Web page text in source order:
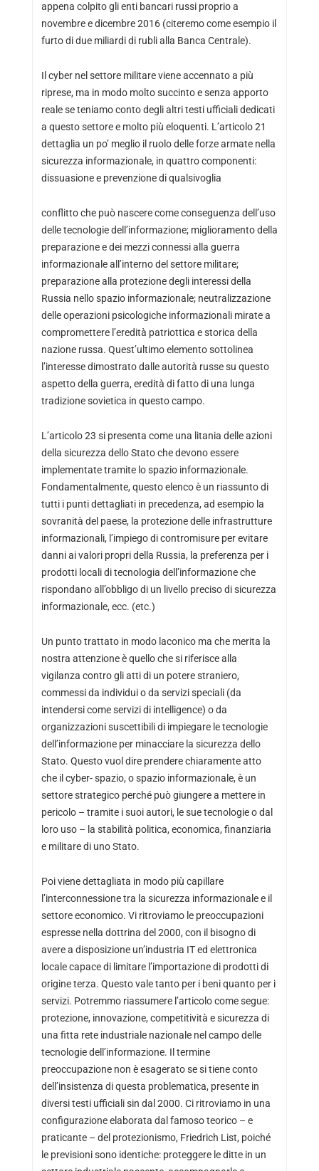
appena colpito gli enti bancari russi proprio a
novembre e dicembre 2016 (citeremo come esempio il
furto di due miliardi di rubli alla Banca Centrale).
Il cyber nel settore militare viene accennato a più
riprese, ma in modo molto succinto e senza apporto
reale se teniamo conto degli altri testi ufficiali dedicati
a questo settore e molto più eloquenti. L’articolo 21
dettaglia un po’ meglio il ruolo delle forze armate nella
sicurezza informazionale, in quattro componenti:
dissuasione e prevenzione di qualsivoglia
conflitto che può nascere come conseguenza dell’uso
delle tecnologie dell’informazione; miglioramento della
preparazione e dei mezzi connessi alla guerra
informazionale all’interno del settore militare;
preparazione alla protezione degli interessi della
Russia nello spazio informazionale; neutralizzazione
delle operazioni psicologiche informazionali mirate a
compromettere l’eredità patriottica e storica della
nazione russa. Quest’ultimo elemento sottolinea
l’interesse dimostrato dalle autorità russe su questo
aspetto della guerra, eredità di fatto di una lunga
tradizione sovietica in questo campo.
L’articolo 23 si presenta come una litania delle azioni
della sicurezza dello Stato che devono essere
implementate tramite lo spazio informazionale.
Fondamentalmente, questo elenco è un riassunto di
tutti i punti dettagliati in precedenza, ad esempio la
sovranità del paese, la protezione delle infrastrutture
informazionali, l’impiego di contromisure per evitare
danni ai valori propri della Russia, la preferenza per i
prodotti locali di tecnologia dell’informazione che
rispondano all’obbligo di un livello preciso di sicurezza
informazionale, ecc. (etc.)
Un punto trattato in modo laconico ma che merita la
nostra attenzione è quello che si riferisce alla
vigilanza contro gli atti di un potere straniero,
commessi da individui o da servizi speciali (da
intendersi come servizi di intelligence) o da
organizzazioni suscettibili di impiegare le tecnologie
dell’informazione per minacciare la sicurezza dello
Stato. Questo vuol dire prendere chiaramente atto
che il cyber- spazio, o spazio informazionale, è un
settore strategico perché può giungere a mettere in
pericolo – tramite i suoi autori, le sue tecnologie o dal
loro uso – la stabilità politica, economica, finanziaria
e militare di uno Stato.
Poi viene dettagliata in modo più capillare
l’interconnessione tra la sicurezza informazionale e il
settore economico. Vi ritroviamo le preoccupazioni
espresse nella dottrina del 2000, con il bisogno di
avere a disposizione un’industria IT ed elettronica
locale capace di limitare l’importazione di prodotti di
origine terza. Questo vale tanto per i beni quanto per i
servizi. Potremmo riassumere l’articolo come segue:
protezione, innovazione, competitività e sicurezza di
una fitta rete industriale nazionale nel campo delle
tecnologie dell’informazione. Il termine
preoccupazione non è esagerato se si tiene conto
dell’insistenza di questa problematica, presente in
diversi testi ufficiali sin dal 2000. Ci ritroviamo in una
configurazione elaborata dal famoso teorico – e
praticante – del protezionismo, Friedrich List, poiché
le previsioni sono identiche: proteggere le ditte in un